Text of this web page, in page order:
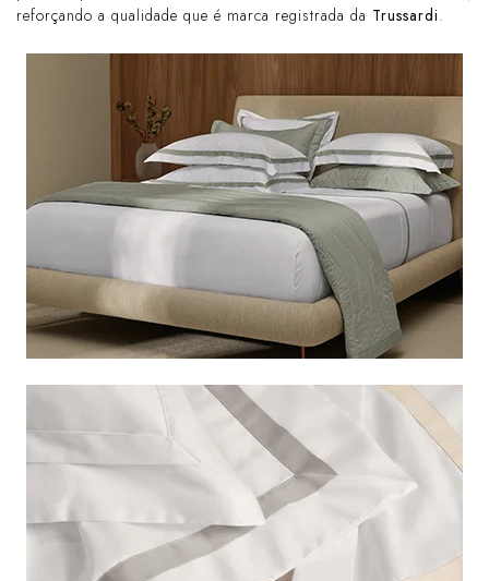
reforçando a qualidade que é marca registrada da Trussardi.